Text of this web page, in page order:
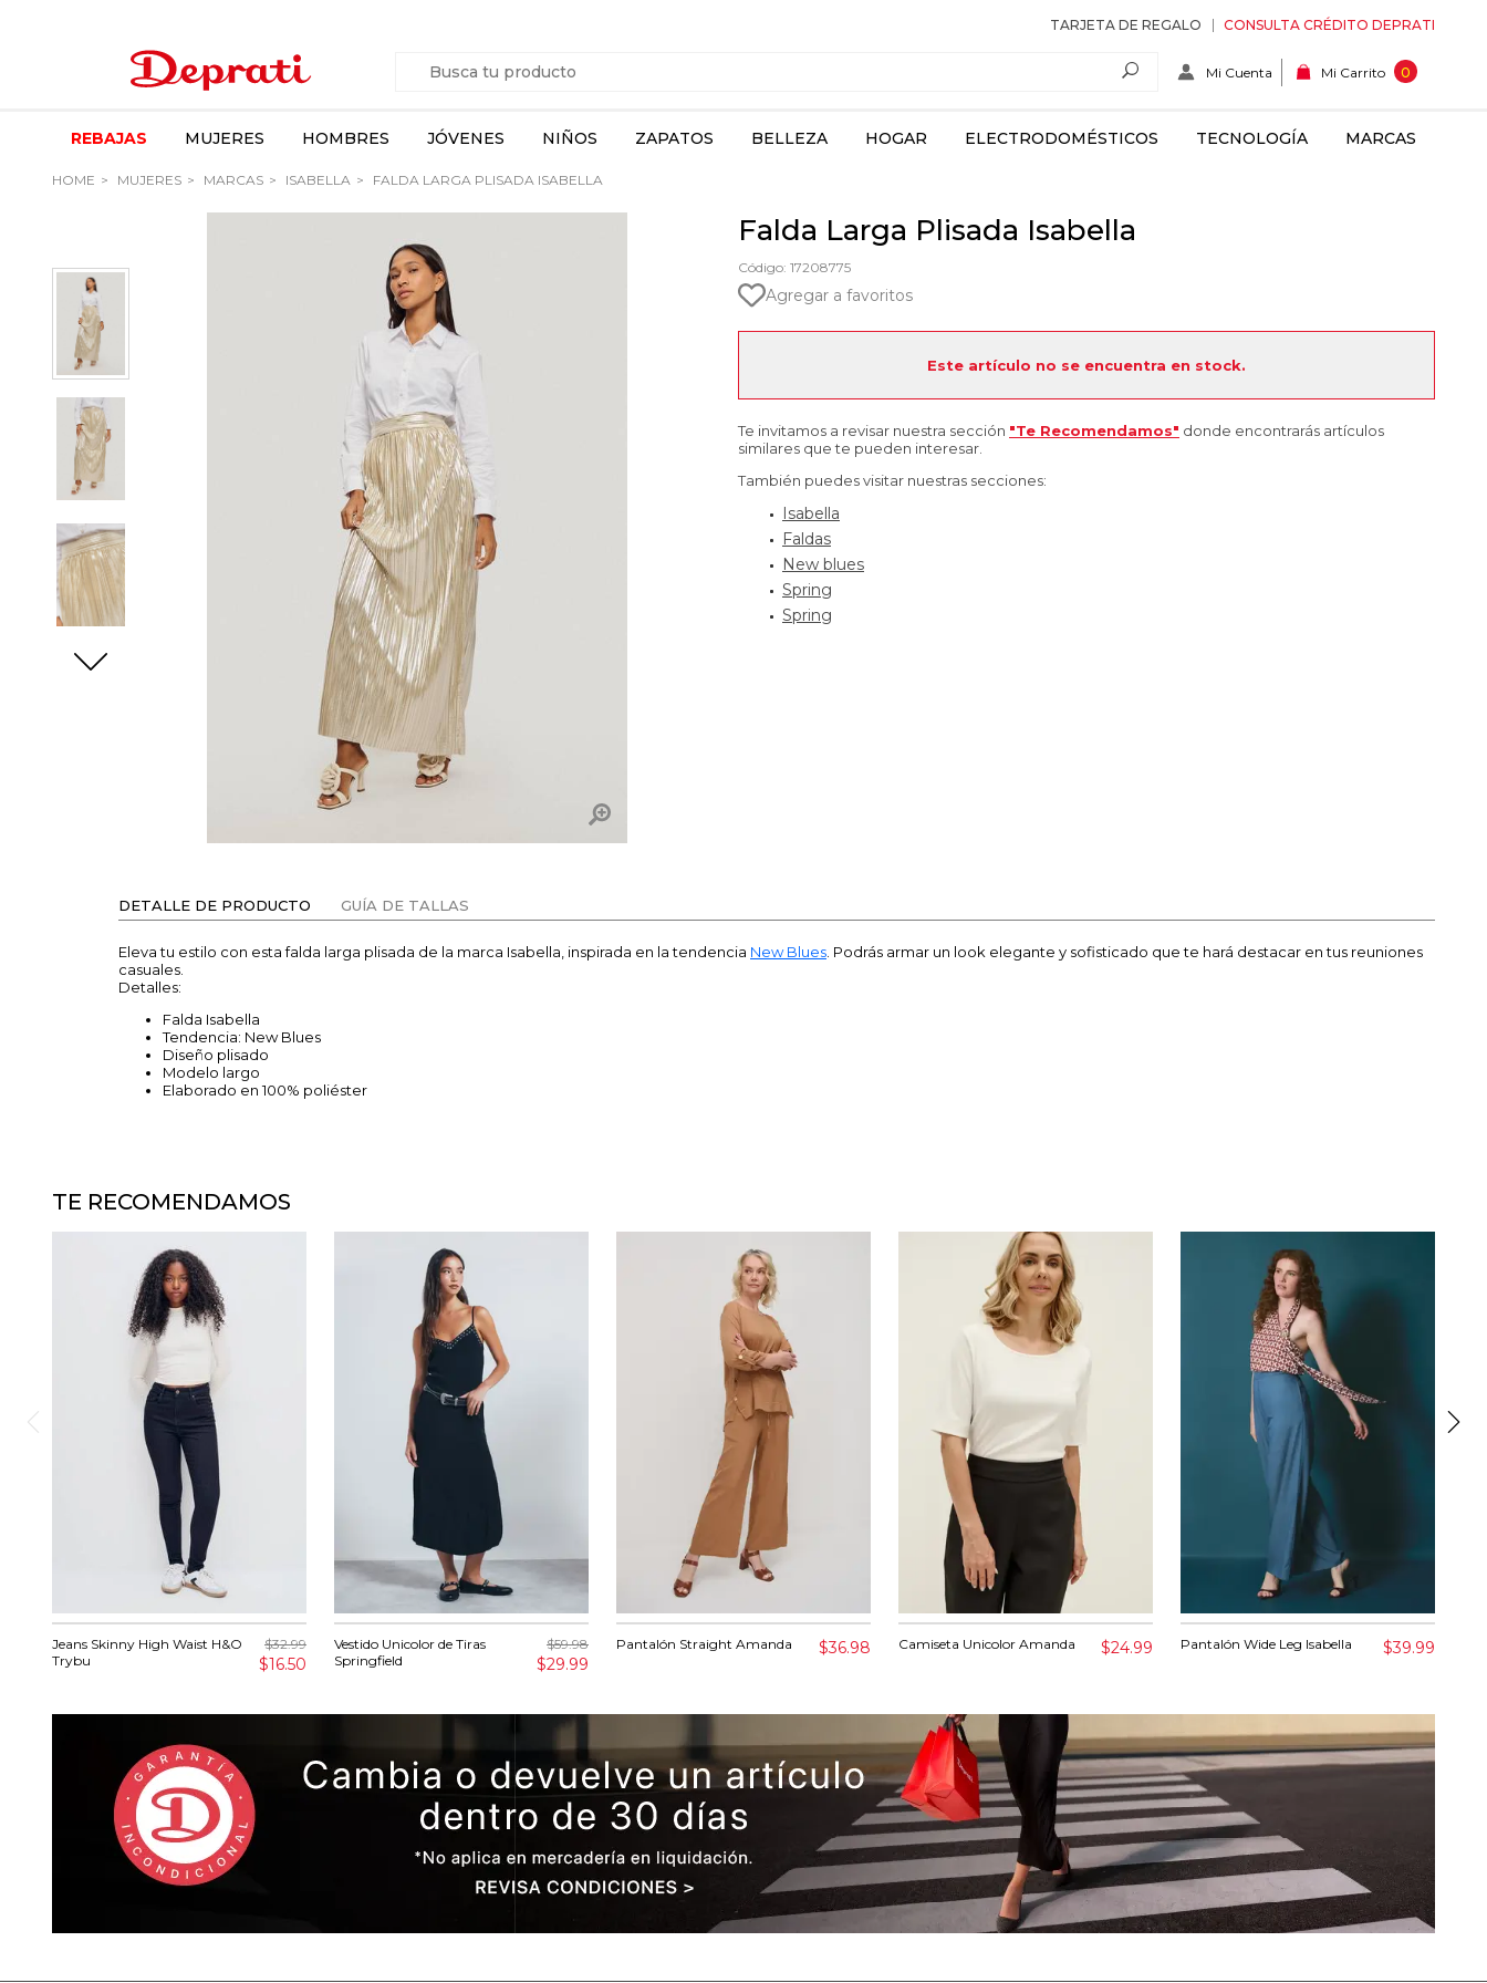
TARJETA DE REGALO CONSULTA CRÉDITO DEPRATI
Mi Cuenta Mi Carrito 0
REBAJAS MUJERES HOMBRES JÓVENES NIÑOS ZAPATOS BELLEZA HOGAR ELECTRODOMÉSTICOS TECNOLOGÍA MARCAS
HOME MUJERES MARCAS ISABELLA FALDA LARGA PLISADA ISABELLA
Falda Larga Plisada Isabella
Código: 17208775
Agregar a favoritos
Este artículo no se encuentra en stock.
Te invitamos a revisar nuestra sección "Te Recomendamos" donde encontrarás artículos
similares que te pueden interesar.
También puedes visitar nuestras secciones:
Isabella
Faldas
New blues
Spring
Spring
DETALLE DE PRODUCTO GUÍA DE TALLAS
Eleva tu estilo con esta falda larga plisada de la marca Isabella, inspirada en la tendencia New Blues . Podrás armar un look elegante y sofisticado que te hará destacar en tus reuniones
casuales.
Detalles:
Falda Isabella
Tendencia: New Blues
Diseño plisado
Modelo largo
Elaborado en 100% poliéster
TE RECOMENDAMOS
Jeans Skinny High Waist H&O
Trybu
$32.99
$16.50
Vestido Unicolor de Tiras
Springfield
$59.98
$29.99
Pantalón Straight Amanda $36.98 Camiseta Unicolor Amanda $24.99 Pantalón Wide Leg Isabella $39.99